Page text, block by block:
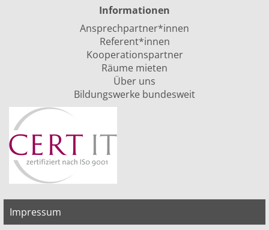
Informationen
Ansprechpartner*innen
Referent*innen
Kooperationspartner
Räume mieten
Über uns
Bildungswerke bundesweit
Impressum